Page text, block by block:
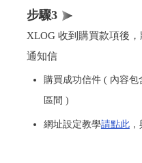
步驟3
XLOG 收到購買款項後
通知信
購買成功信件 ( 內容
區間 )
網址設定教學請點此，